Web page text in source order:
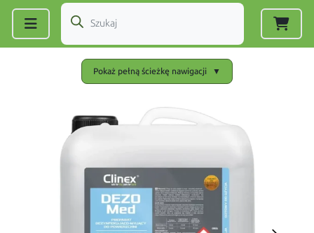
Pokaż pełną ścieżkę nawigacji ▼